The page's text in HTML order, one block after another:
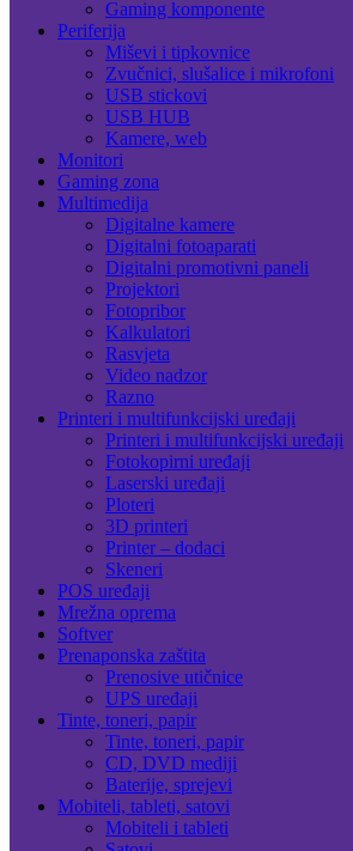
Gaming komponente
Periferija
Miševi i tipkovnice
Zvučnici, slušalice i mikrofoni
USB stickovi
USB HUB
Kamere, web
Monitori
Gaming zona
Multimedija
Digitalne kamere
Digitalni fotoaparati
Digitalni promotivni paneli
Projektori
Fotopribor
Kalkulatori
Rasvjeta
Video nadzor
Razno
Printeri i multifunkcijski uređaji
Printeri i multifunkcijski uređaji
Fotokopirni uređaji
Laserski uređaji
Ploteri
3D printeri
Printer – dodaci
Skeneri
POS uređaji
Mrežna oprema
Softver
Prenaponska zaštita
Prenosive utičnice
UPS uređaji
Tinte, toneri, papir
Tinte, toneri, papir
CD, DVD mediji
Baterije, sprejevi
Mobiteli, tableti, satovi
Mobiteli i tableti